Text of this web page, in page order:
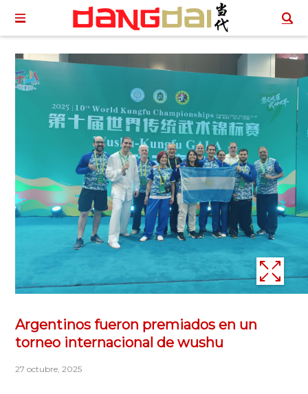
Argentinos fueron premiados en un
torneo internacional de wushu
27 octubre, 2025